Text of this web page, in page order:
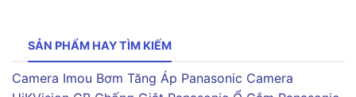
SẢN PHẨM HAY TÌM KIẾM
Camera Imou Bơm Tăng Áp Panasonic Camera